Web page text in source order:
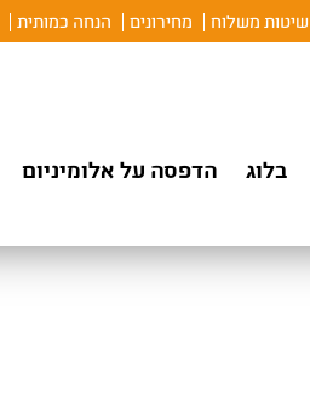
שיטות משלוח מחירונים הנחה כמותית
בלוג הדפסה על אלומיניום